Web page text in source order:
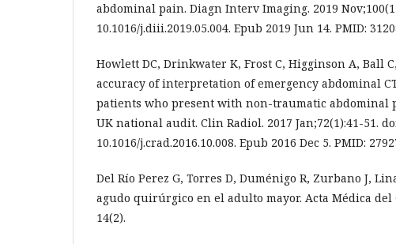
abdominal pain. Diagn Interv Imaging. 2019
10.1016/j.diii.2019.05.004. Epub 2019 Jun 14. PMID:
Howlett DC, Drinkwater K, Frost C, Higginson A, Ball
accuracy of interpretation of emergency abdominal
patients who present with non-traumatic abdominal
UK national audit. Clin Radiol. 2017 Jan;72(1):41-51.
10.1016/j.crad.2016.10.008. Epub 2016 Dec 5. PMID:
Del Río Perez G, Torres D, Duménigo R, Zurbano J,
agudo quirúrgico en el adulto mayor. Acta Médica del
14(2).